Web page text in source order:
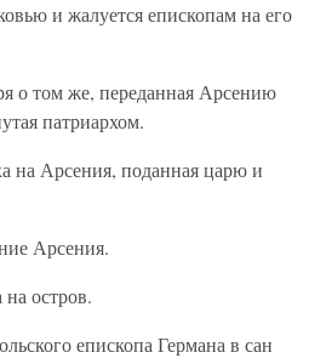
и жалуется епископам на его
о том же, переданная Арсению
патриархом.
на Арсения, поданная царю и
Арсения.
остров.
епископа Германа в сан